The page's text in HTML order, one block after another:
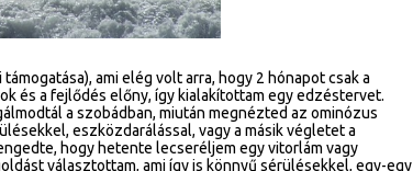
ami elég volt arra, hogy 2 hónapot csak a
és a fejlődés előny, így kialakítottam egy edzéstervet.
a szobádban, miután megnézted az ominózus
eszközdarálással, vagy a másik végletet a
hogy hetente lecseréljem egy vitorlám vagy
választottam, ami így is könnyű sérülésekkel, egy-egy